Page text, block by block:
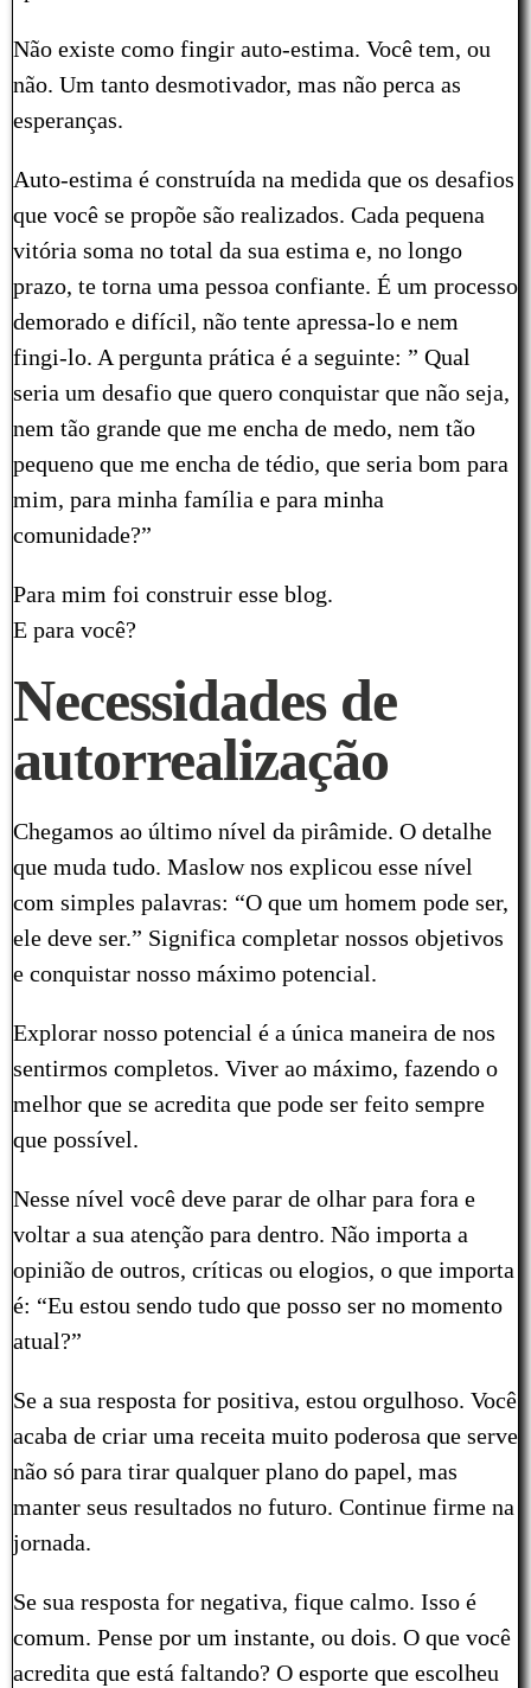
Não existe como fingir auto-estima. Você tem, ou
não. Um tanto desmotivador, mas não perca as
esperanças.
Auto-estima é construída na medida que os desafios
que você se propõe são realizados. Cada pequena
vitória soma no total da sua estima e, no longo
prazo, te torna uma pessoa confiante. É um processo
demorado e difícil, não tente apressa-lo e nem
fingi-lo. A pergunta prática é a seguinte: ” Qual
seria um desafio que quero conquistar que não seja,
nem tão grande que me encha de medo, nem tão
pequeno que me encha de tédio, que seria bom para
mim, para minha família e para minha
comunidade?”
Para mim foi construir esse blog.
E para você?
Necessidades de
autorrealização
Chegamos ao último nível da pirâmide. O detalhe
que muda tudo. Maslow nos explicou esse nível
com simples palavras: “O que um homem pode ser,
ele deve ser.” Significa completar nossos objetivos
e conquistar nosso máximo potencial.
Explorar nosso potencial é a única maneira de nos
sentirmos completos. Viver ao máximo, fazendo o
melhor que se acredita que pode ser feito sempre
que possível.
Nesse nível você deve parar de olhar para fora e
voltar a sua atenção para dentro. Não importa a
opinião de outros, críticas ou elogios, o que importa
é: “Eu estou sendo tudo que posso ser no momento
atual?”
Se a sua resposta for positiva, estou orgulhoso. Você
acaba de criar uma receita muito poderosa que serve
não só para tirar qualquer plano do papel, mas
manter seus resultados no futuro. Continue firme na
jornada.
Se sua resposta for negativa, fique calmo. Isso é
comum. Pense por um instante, ou dois. O que você
acredita que está faltando? O esporte que escolheu